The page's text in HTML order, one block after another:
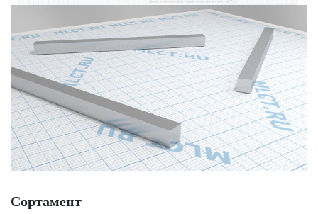
Сортамент